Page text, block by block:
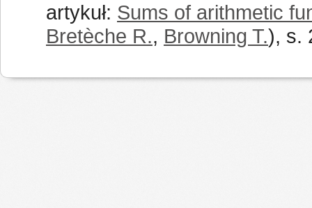
artykuł: Sums of arithmetic
Bretèche R., Browning T.), s.